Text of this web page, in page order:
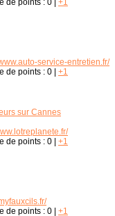
de points : 0 +1
service-entretien.fr/
de points : 0 +1
sur Cannes
de points : 0 +1
de points : 0 +1